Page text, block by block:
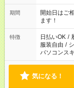
週20時間以
派遣法（日
業はご案内
期間
開始日はご
ます！
特徴 日払いOK /
服装自由 /
パソコンス
気になる！